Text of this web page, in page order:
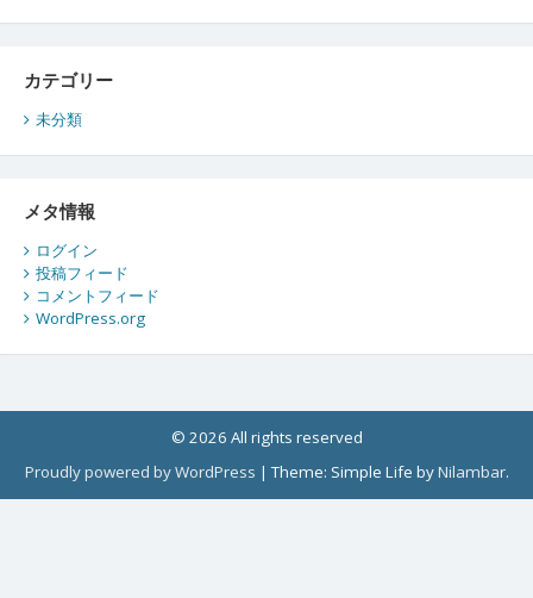
カテゴリー
未分類
メタ情報
ログイン
投稿フィード
コメントフィード
WordPress.org
© 2026 All rights reserved
Proudly powered by WordPress |Theme: Simple Life byNilambar.